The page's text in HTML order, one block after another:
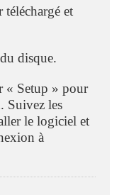
et
disque.
« Setup » pour
Suivez les
le logiciel et
à